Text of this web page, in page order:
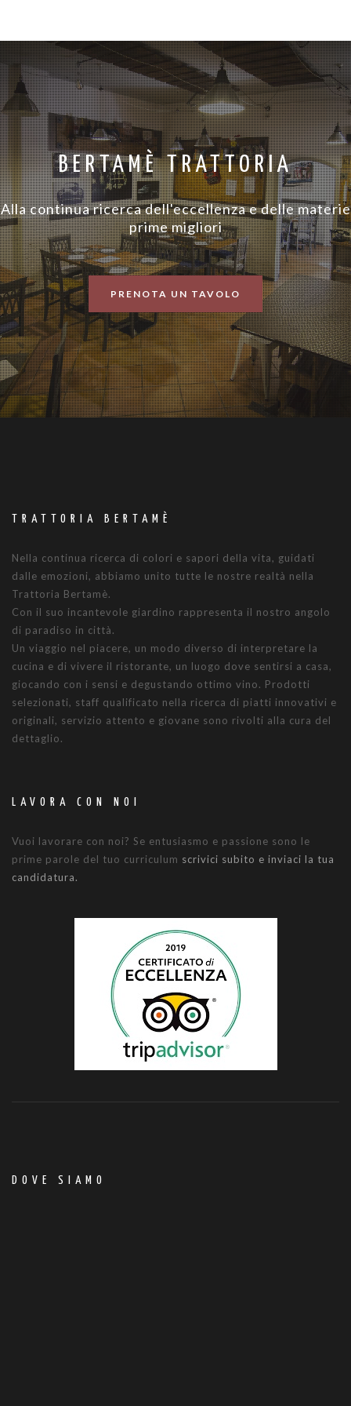
BERTAMÈ TRATTORIA
Alla continua ricerca dell'eccellenza e delle materie
prime migliori
PRENOTA UN TAVOLO
TRATTORIA BERTAMÈ
Nella continua ricerca di colori e sapori della vita, guidati
dalle emozioni, abbiamo unito tutte le nostre realtà nella
Trattoria Bertamè.
Con il suo incantevole giardino rappresenta il nostro angolo
di paradiso in città.
Un viaggio nel piacere, un modo diverso di interpretare la
cucina e di vivere il ristorante, un luogo dove sentirsi a casa,
giocando con i sensi e degustando ottimo vino. Prodotti
selezionati, staff qualificato nella ricerca di piatti innovativi e
originali, servizio attento e giovane sono rivolti alla cura del
dettaglio.
LAVORA CON NOI
Vuoi lavorare con noi? Se entusiasmo e passione sono le
prime parole del tuo curriculum scrivici subito e inviaci la tua
candidatura.
DOVE SIAMO